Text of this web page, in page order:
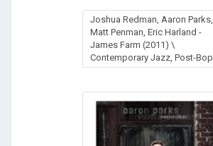
Joshua Redman, Aaron Parks,
Matt Penman, Eric Harland -
James Farm (2011) \
Contemporary Jazz, Post-Bop